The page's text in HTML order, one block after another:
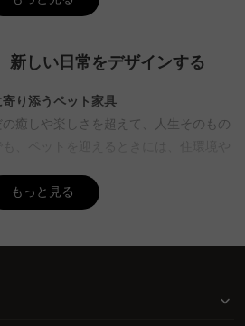
潔を保ちやすく便利です。CAGUUUで
際に便利な家具はありますか？
いやすさとデザイン性を兼ね備えた家
ッズやおもちゃ、フードなどをまとめ
スペース設計の収納家具を多数ご用意し
りと片付けながらインテリアにも馴染
新しい日常をデザインする
り添うペット家具
癒しや楽しさを超えて、人生そのもの
との日常をもっと快適に、もっとスタ
案します。
しての美しさも兼ね備えています。例え
もっと見る